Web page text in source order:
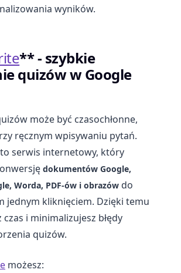
wyników.
** - szybkie
quizów w Google
może być czasochłonne,
ręcznym wpisywaniu pytań.
to serwis internetowy, który
dokumentów Google,
Worda, PDF-ów i obrazów do
jednym kliknięciem. Dzięki temu
czas i minimalizujesz błędy
quizów.
możesz: